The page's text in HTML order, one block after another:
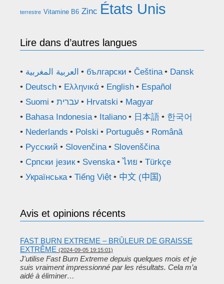
terrestre Vitamine B6 Zinc États Unis
Lire dans d’autres langues
العربية المغربية български Čeština
Dansk
Deutsch
Ελληνικά English
Español
Suomi
עברית Hrvatski
Magyar
Bahasa Indonesia
Italiano 日本語
한국어
Nederlands
Polski Português
Română
Русский
Slovenčina
Slovenščina
Српски језик
Svenska ไทย
Türkçe
Українська
Tiếng Việt 中文 (中国)
Avis et opinions récents
FAST BURN EXTREME – BRÛLEUR DE GRAISSE
EXTRÊME (2024-09-05 19:15:01)
J'utilise Fast Burn Extreme depuis quelques mois et je
suis vraiment impressionné par les résultats. Cela m’a
aidé à éliminer…